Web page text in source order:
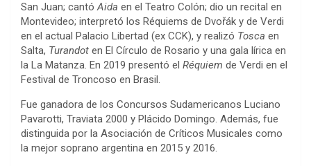
San Juan; cantóAida en el Teatro Colón; dio un recital en
Montevideo; interpretó los Réquiems de Dvořák y de Verdi
en el actual Palacio Libertad (ex CCK), y realizó Tosca en
Salta, Turandot en El Círculo de Rosario y una gala lírica en
la La Matanza. En 2019 presentó el Réquiem de Verdi en el
Festival de Troncoso en Brasil.
Fue ganadora de los Concursos Sudamericanos Luciano
Pavarotti, Traviata 2000 y Plácido Domingo. Además, fue
distinguida por la Asociación de Críticos Musicales como
la mejor soprano argentina en 2015 y 2016.